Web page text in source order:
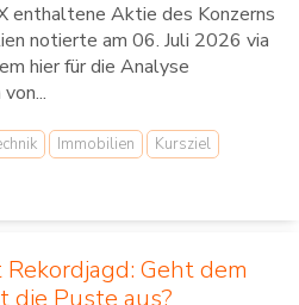
enthaltene Aktie des Konzerns
notierte am 06. Juli 2026 via
hier für die Analyse
Immobilien
Kursziel
Geht dem
die Puste aus?